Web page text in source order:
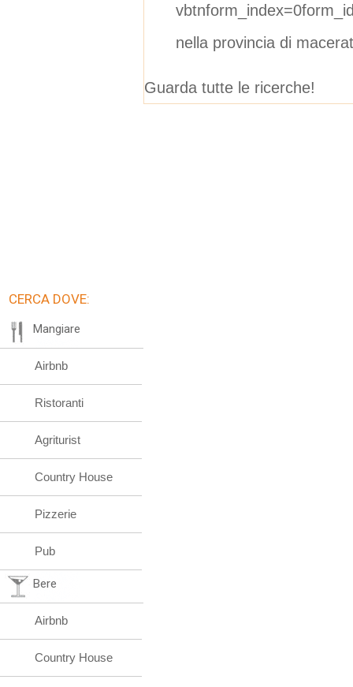
nella provincia di
Guarda tutte le ricerche!
CERCA DOVE:
Mangiare
Airbnb
Ristoranti
Agriturist
Country House
Pizzerie
Pub
Bere
Airbnb
Country House